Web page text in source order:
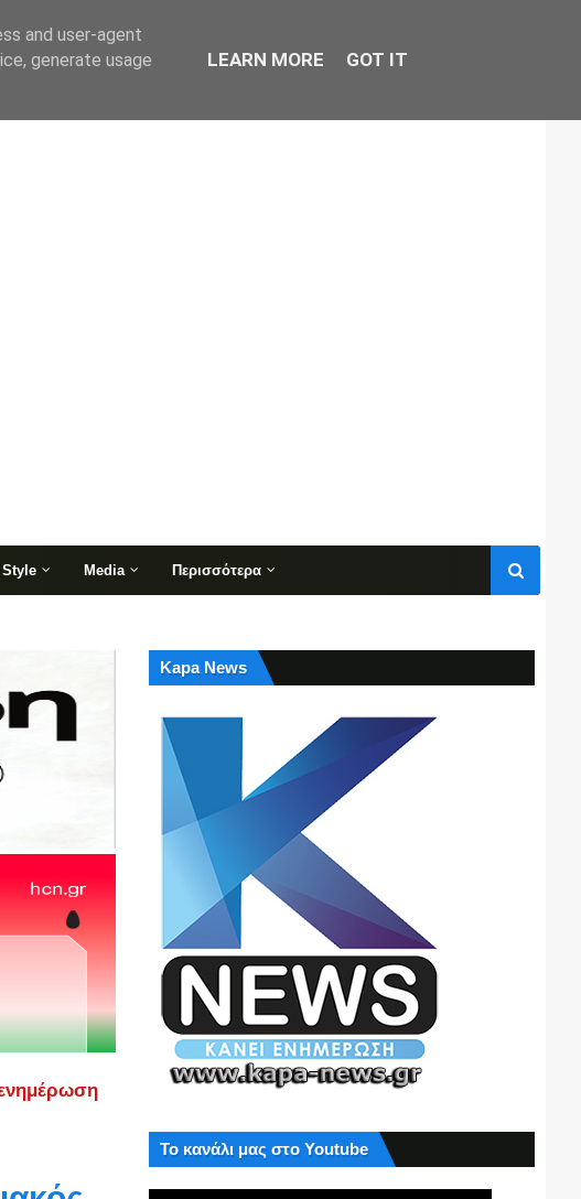
Style Media Περισσότερα
Kapa News
Το κανάλι μας στο Youtube
and user-agent
generate usage
LEARN MORE GOT IT